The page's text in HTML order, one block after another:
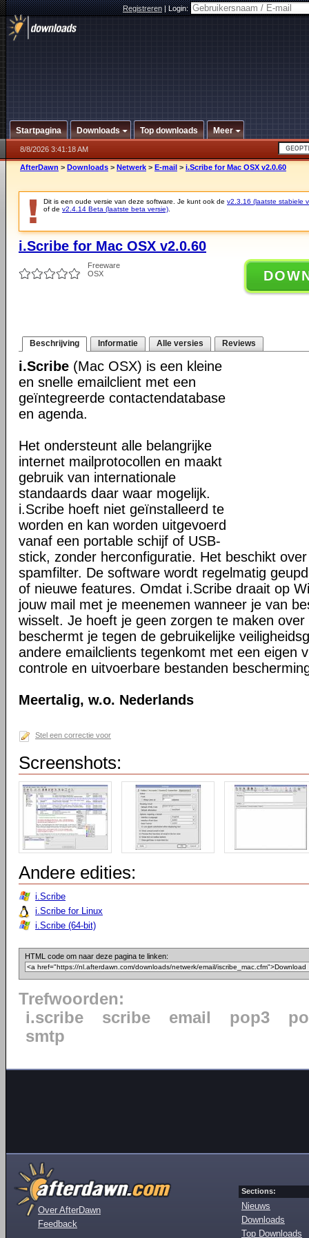
Registreren|Login:
Startpagina Downloads Top downloads Meer
8/8/2026 3:41:18 AM
AfterDawn > Downloads > Netwerk > E-mail > i.Scribe for Mac OSX v2.0.60
Dit is een oude versie van deze software. Je kunt ook de v2.3.16 (laatste stabiele
of de v2.4.14 Beta (laatste beta versie)
i.Scribe for Mac OSX v2.0.60
Freeware
OSX
Beschrijving Informatie Alle versies Reviews
i.Scribe (Mac OSX) is een kleine
en snelle emailclient met een
geïntegreerde contactendatabase
en agenda.
Het ondersteunt alle belangrijke
internet mailprotocollen en maakt
gebruik van internationale
standaards daar waar mogelijk.
i.Scribe hoeft niet geïnstalleerd te
worden en kan worden uitgevoerd
vanaf een portable schijf of USB-
stick, zonder herconfiguratie. Het beschikt
spamfilter. De software wordt regelmatig
of nieuwe features. Omdat i.Scribe draait op
jouw mail met je meenemen wanneer je van
wisselt. Je hoeft je geen zorgen te maken
beschermt je tegen de gebruikelijke
andere emailclients tegenkomt met een eigen
controle en uitvoerbare bestanden
Meertalig, w.o. Nederlands
Stel een correctie voor
Screenshots:
Andere edities:
i.Scribe
i.Scribe for Linux
i.Scribe (64-bit)
HTML code om naar deze pagina te linken:
Trefwoorden:
i.scribe
scribe email pop3
smtp
Over AfterDawn
Feedback
Sections:
Nieuws
Downloads
Top Downloads